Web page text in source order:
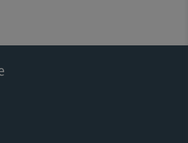
einer baumbestandenen
einen oder mehrere Kurse
Reihe. Oder, wenn mal mehr